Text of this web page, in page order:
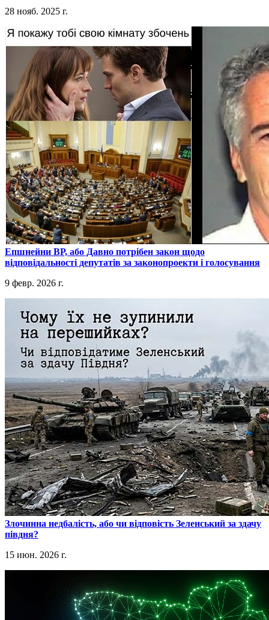
28 нояб. 2025 г.
​Епшнейни ВР, або Давно потрібен закон щодо
відповідальності депутатів за законопроекти і голосування
9 февр. 2026 г.
​Злочинна недбалість, або чи відповість Зеленський за здачу
півдня?
15 июн. 2026 г.